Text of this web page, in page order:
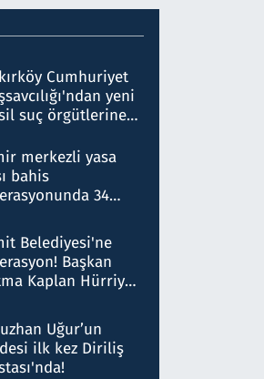
Cumhuriyet
yeni
suç örgütlerine
gözaltı kararı
merkezli yasa
bahis
34
liralık para
tespit edildi
Belediyesi'ne
Başkan
Kaplan Hürriyet
Uğur’un
ilk kez Diriliş